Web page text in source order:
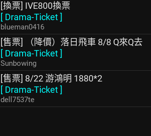
[換票] IVE800換票
[ Drama-Ticket]
blueman0416
[售票] （降價）落日飛車 8/8 Q來Q去
[ Drama-Ticket]
Sunbowing
[售票] 8/22 游鴻明 1880*2
[ Drama-Ticket]
dell7537te